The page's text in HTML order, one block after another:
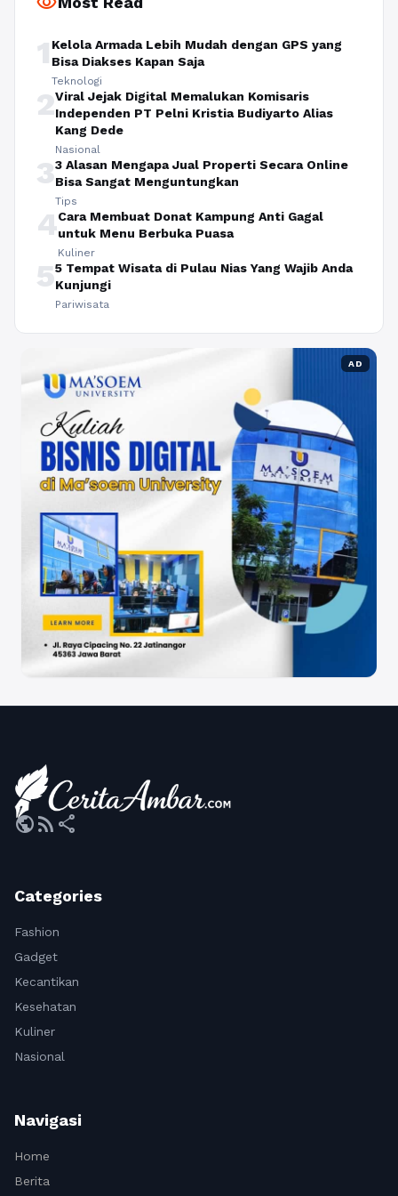
1 Kelola Armada Lebih Mudah dengan GPS yang
Bisa Diakses Kapan Saja
Teknologi
2Viral Jejak Digital Memalukan Komisaris
Independen PT Pelni Kristia Budiyarto Alias
Kang Dede
Nasional
33 Alasan Mengapa Jual Properti Secara Online
Bisa Sangat Menguntungkan
Tips
4Cara Membuat Donat Kampung Anti Gagal
untuk Menu Berbuka Puasa
Kuliner
55 Tempat Wisata di Pulau Nias Yang Wajib Anda
Kunjungi
Pariwisata
AD
publicrss_feed share
Categories
Fashion
Gadget
Kecantikan
Kesehatan
Kuliner
Nasional
Navigasi
Home
Berita